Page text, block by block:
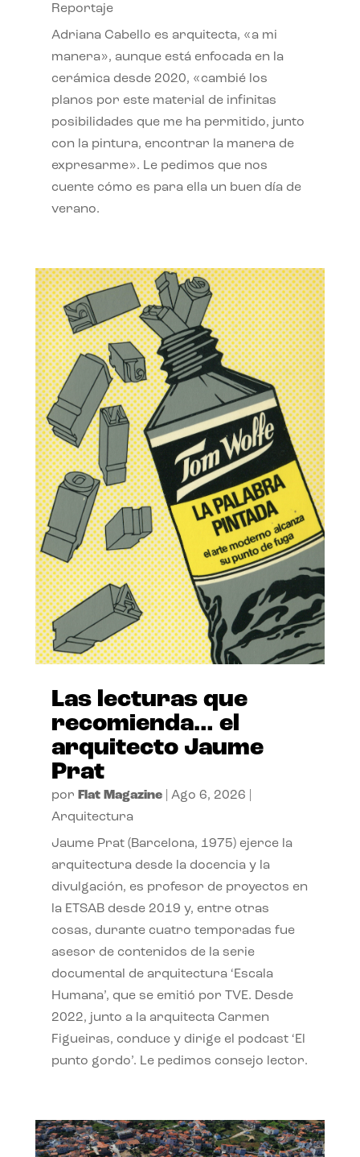
Reportaje
Adriana Cabello es arquitecta, «a mi
manera», aunque está enfocada en la
cerámica desde 2020, «cambié los
planos por este material de infinitas
posibilidades que me ha permitido, junto
con la pintura, encontrar la manera de
expresarme». Le pedimos que nos
cuente cómo es para ella un buen día de
verano.
Las lecturas que
recomienda… el
arquitecto Jaume
Prat
por Flat Magazine| Ago 6, 2026
Arquitectura
Jaume Prat (Barcelona, 1975) ejerce la
arquitectura desde la docencia y la
divulgación, es profesor de proyectos en
la ETSAB desde 2019 y, entre otras
cosas, durante cuatro temporadas fue
asesor de contenidos de la serie
documental de arquitectura ‘Escala
Humana’, que se emitió por TVE. Desde
2022, junto a la arquitecta Carmen
Figueiras, conduce y dirige el podcast ‘El
punto gordo’. Le pedimos consejo lector.